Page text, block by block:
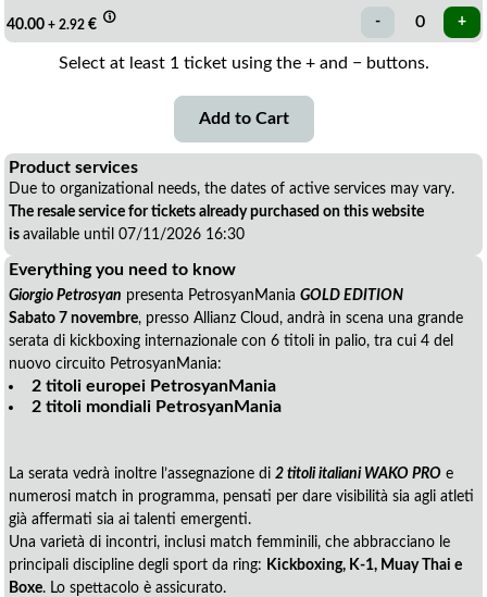
40.00 + 2.92 €
Select at least 1 ticket using the + and − buttons.
Product services
Due to organizational needs, the dates of active services may vary.
The resale service for tickets already purchased on this website
is available until 07/11/2026 16:30
Everything you need to know
Giorgio Petrosyan presenta PetrosyanMania GOLD EDITION
Sabato 7 novembre, presso Allianz Cloud, andrà in scena una grande
serata di kickboxing internazionale con 6 titoli in palio, tra cui 4 del
nuovo circuito PetrosyanMania:
2 titoli europei PetrosyanMania
2 titoli mondiali PetrosyanMania
La serata vedrà inoltre l’assegnazione di 2 titoli italiani WAKO PRO e
numerosi match in programma, pensati per dare visibilità sia agli atleti
già affermati sia ai talenti emergenti.
Una varietà di incontri, inclusi match femminili, che abbracciano le
principali discipline degli sport da ring: Kickboxing, K-1, Muay Thai e
Boxe. Lo spettacolo è assicurato.